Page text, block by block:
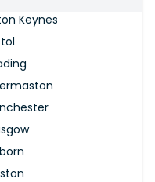
Keynes